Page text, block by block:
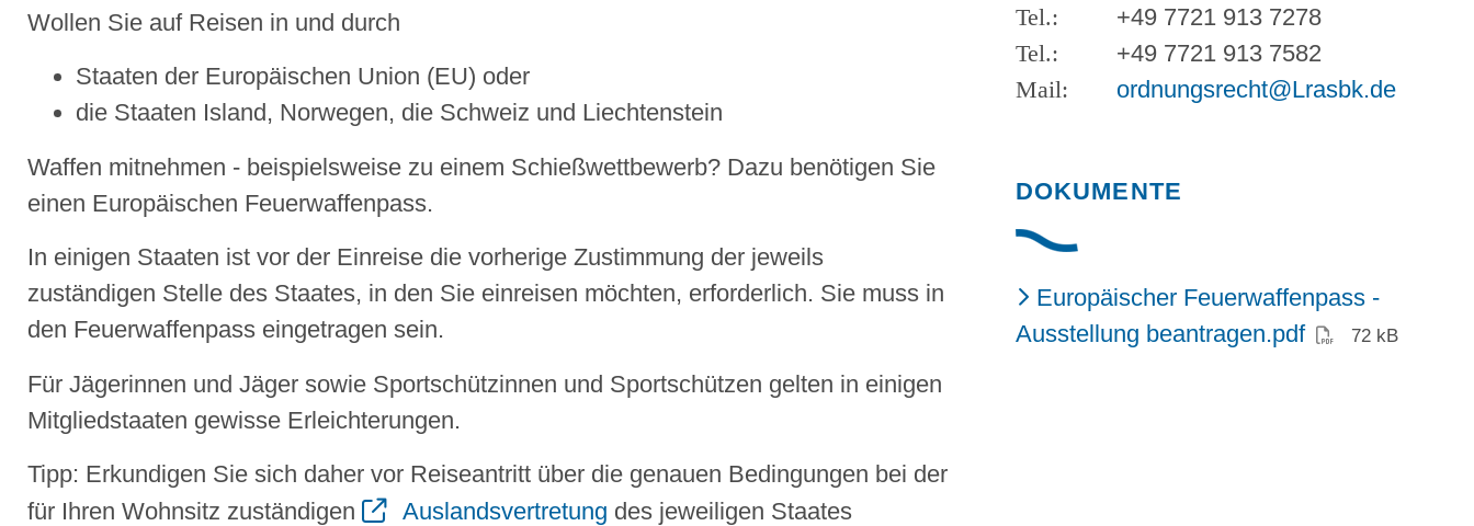
Wollen Sie auf Reisen in und durch
Staaten der Europäischen Union (EU) oder
die Staaten Island, Norwegen, die Schweiz und Liechtenstein
Waffen mitnehmen - beispielsweise zu einem Schießwettbewerb? Dazu benötigen Sie
einen Europäischen Feuerwaffenpass.
In einigen Staaten ist vor der Einreise die vorherige Zustimmung der jeweils
zuständigen Stelle des Staates, in den Sie einreisen möchten, erforderlich. Sie muss in
den Feuerwaffenpass eingetragen sein.
Für Jägerinnen und Jäger sowie Sportschützinnen und Sportschützen gelten in einigen
Mitgliedstaaten gewisse Erleichterungen.
Tipp: Erkundigen Sie sich daher vor Reiseantritt über die genauen Bedingungen bei der
für Ihren Wohnsitz zuständigen
Auslandsvertretung des jeweiligen Staates
+49 7721 913 7278
+49 7721 913 7582
ordnungsrecht@Lrasbk.de
DOKUMENTE
Europäischer Feuerwaffenpass -
Ausstellung beantragen.pdf(PDF)72 kB